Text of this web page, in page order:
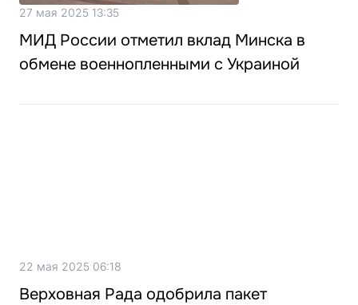
27 мая 2025 13:35
МИД России отметил вклад Минска в
обмене военнопленными с Украиной
22 мая 2025 06:18
Верховная Рада одобрила пакет